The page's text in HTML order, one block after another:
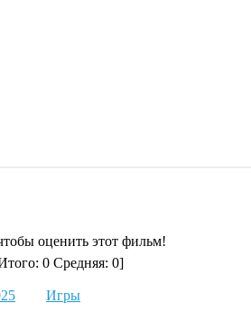
оценить этот фильм!
0Средняя: 0]
Игры